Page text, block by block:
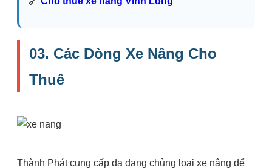
03. Các Dòng Xe Nâng Cho
Thuê
Thành Phát cung cấp đa dạng chủng loại xe nâng để